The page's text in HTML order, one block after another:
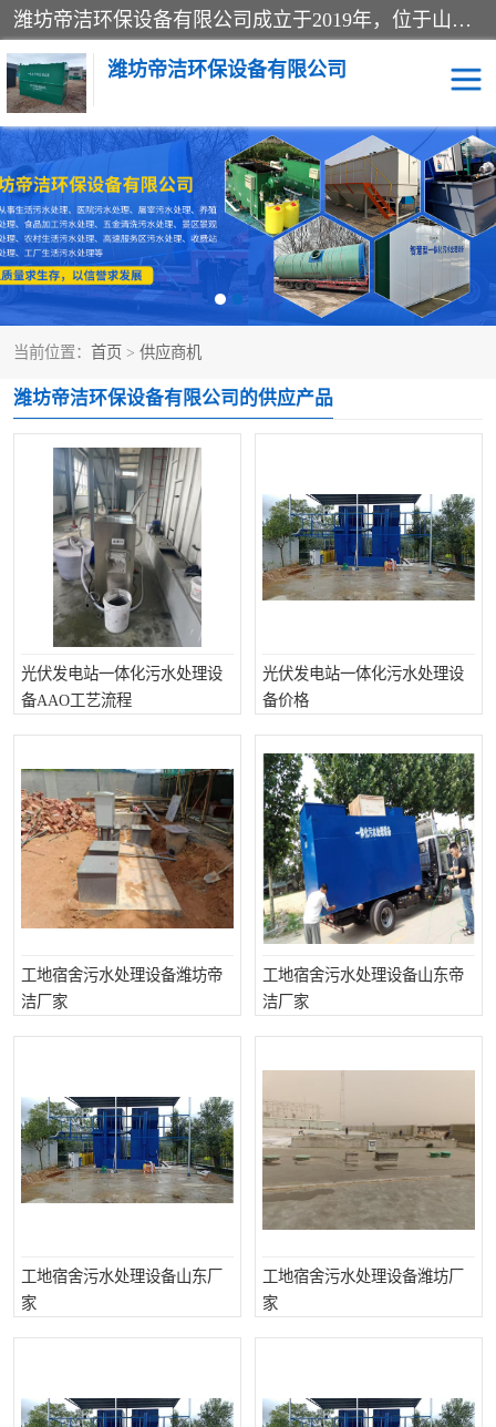
潍坊帝洁环保设备有限公司成立于2019年，位于山东省潍坊市潍城经济开发区；公司专注于环境保护专用设备及配件的研发、生产、安装与销售，同时涉及医用消毒设备、机电设备和仪器仪表的销售。此外，公司提供环保工程施工、环保技术研发与转让、技术服务以及环境工程专项设计服务，致力于为客户提供全面的环保解决方案，助力绿色可持续发展。
潍坊帝洁环保设备有限公司
当前位置： 首页 > 供应商机
潍坊帝洁环保设备有限公司的供应产品
光伏发电站一体化污水处理设
备AAO工艺流程
光伏发电站一体化污水处理设
备价格
工地宿舍污水处理设备潍坊帝
洁厂家
工地宿舍污水处理设备山东帝
洁厂家
工地宿舍污水处理设备山东厂
家
工地宿舍污水处理设备潍坊厂
家
一体化提升泵站 屠宰肉食品加工污水处理
设备
一体化生活污水处理设备 学校污水处理设备
医院污水处理设备 喷涂废水油墨废水
玻璃钢一体化污水处理设
备 备
食品加工污水处理设备 工厂加工污水处理设备
养殖污水处理设备
洗车废水处理设备 实验室污水处理设备
平流式溶气气浮机 风景区旅游景点污水处理
高速服务区收费站污水处
理设备
海鲜加工污水处理设备 蒸发器设备价格
客运站污水处理设备 航站楼厕所污水处理设备
UASB厌氧塔 加油站油田景点旅游区污
水处理设备
风电场变电站污水处理设 叠螺污泥脱水机
疾控中心一体化设备处理 一体化净北槽污水处理设
备
纺织印染污水处理设备 撬装式防暴污水处理设备
理设备 备
整形医院污水处理设备 厕所污水处理设备
酿酒厂一体化污水处理设 生活污水处理设备
餐具清洗一体化污水处理
酒店污水处理设备 酒店污水处理设备
复合二氧化氯发生器污水 医疗一体化污水处理设备